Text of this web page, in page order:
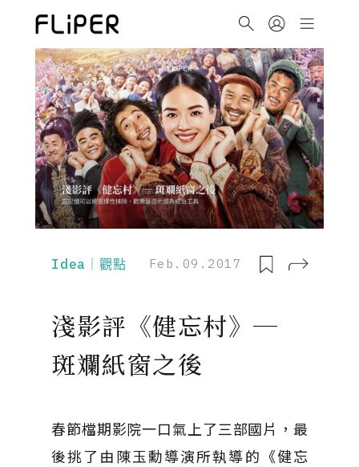
Idea｜觀點 Feb.09.2017
淺影評《健忘村》─
斑斕紙窗之後
春節檔期影院一口氣上了三部國片，最
後挑了由陳玉勳導演所執導的《健忘